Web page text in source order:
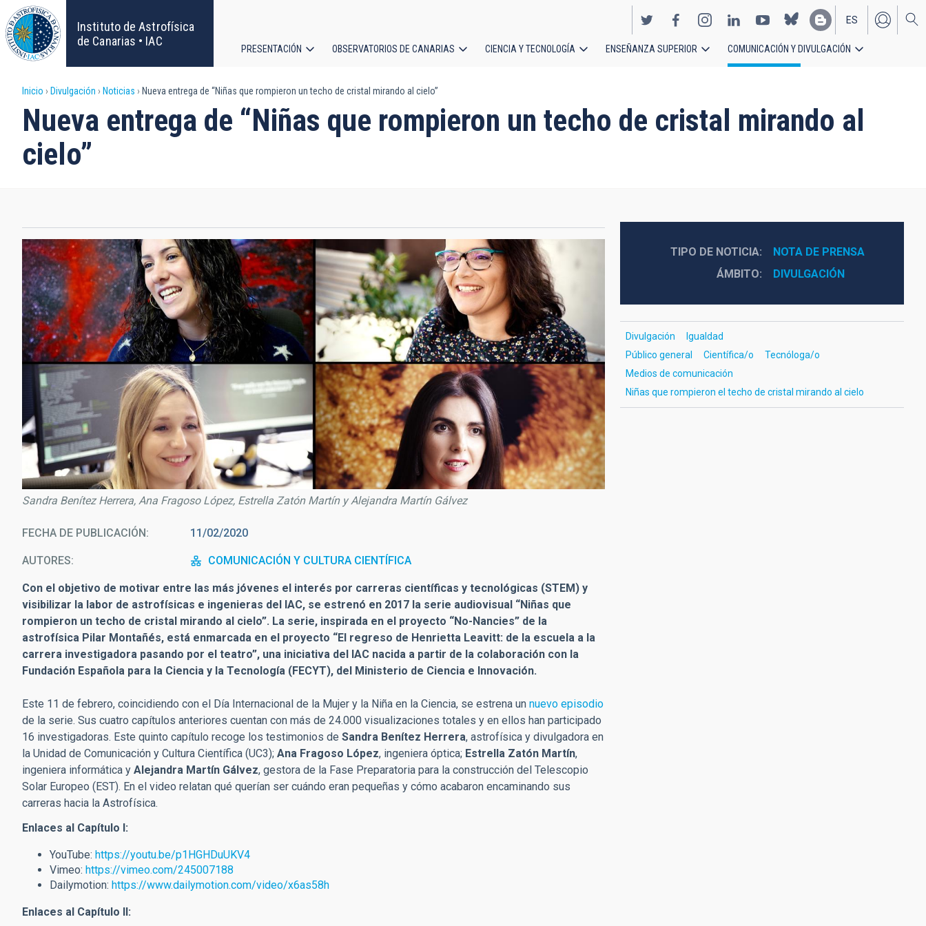
Pasar
al
contenido
principal
Instituto de Astrofísica
de Canarias • IAC
EN
ES
principal
PRESENTACIÓN OBSERVATORIOS DE CANARIAS CIENCIA Y TECNOLOGÍA ENSEÑANZA SUPERIOR COMUNICACIÓN Y DIVULGACIÓN
Sobrescribir
enlaces
de
a
la
navegación
Inicio Divulgación Noticias Nueva entrega de “Niñas que rompieron un techo de cristal mirando al cielo”
Nueva entrega de “Niñas que rompieron un techo de cristal mirando al
cielo”
Sandra Benítez Herrera, Ana Fragoso López, Estrella Zatón Martín y Alejandra Martín Gálvez
FECHA DE PUBLICACIÓN 11/02/2020
AUTORES COMUNICACIÓN Y CULTURA CIENTÍFICA
Con el objetivo de motivar entre las más jóvenes el interés por carreras científicas y tecnológicas (STEM) y
visibilizar la labor de astrofísicas e ingenieras del IAC, se estrenó en 2017 la serie audiovisual “Niñas que
rompieron un techo de cristal mirando al cielo”. La serie, inspirada en el proyecto “No-Nancies” de la
astrofísica Pilar Montañés, está enmarcada en el proyecto “El regreso de Henrietta Leavitt: de la escuela a la
carrera investigadora pasando por el teatro”, una iniciativa del IAC nacida a partir de la colaboración con la
Fundación Española para la Ciencia y la Tecnología (FECYT), del Ministerio de Ciencia e Innovación.
Este 11 de febrero, coincidiendo con el Día Internacional de la Mujer y la Niña en la Ciencia, se estrena un nuevo episodio
de la serie. Sus cuatro capítulos anteriores cuentan con más de 24.000 visualizaciones totales y en ellos han participado
16 investigadoras. Este quinto capítulo recoge los testimonios de Sandra Benítez Herrera, astrofísica y divulgadora en
la Unidad de Comunicación y Cultura Científica (UC3); Ana Fragoso López, ingeniera óptica; Estrella Zatón Martín,
ingeniera informática y Alejandra Martín Gálvez, gestora de la Fase Preparatoria para la construcción del Telescopio
Solar Europeo (EST). En el video relatan qué querían ser cuándo eran pequeñas y cómo acabaron encaminando sus
carreras hacia la Astrofísica.
Enlaces al Capítulo I:
YouTube: https://youtu.be/p1HGHDuUKV4
Vimeo: https://vimeo.com/245007188
Dailymotion: https://www.dailymotion.com/video/x6as58h
Enlaces al Capítulo II:
TIPO DE NOTICIA
NOTA DE PRENSA
ÁMBITO
DIVULGACIÓN
Divulgación
Igualdad
Público general
Científica/o
Tecnóloga/o
Medios de comunicación
Niñas que rompieron el techo de cristal mirando al cielo